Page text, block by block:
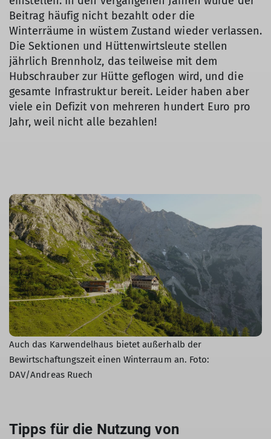
Beitrag häufig nicht bezahlt oder die
Winterräume in wüstem Zustand wieder verlassen.
Die Sektionen und Hüttenwirtsleute stellen
jährlich Brennholz, das teilweise mit dem
Hubschrauber zur Hütte geflogen wird, und die
gesamte Infrastruktur bereit. Leider haben aber
viele ein Defizit von mehreren hundert Euro pro
Jahr, weil nicht alle bezahlen!
Auch das Karwendelhaus bietet außerhalb der
Bewirtschaftungszeit einen Winterraum an. Foto:
DAV/Andreas Ruech
Tipps für die Nutzung von